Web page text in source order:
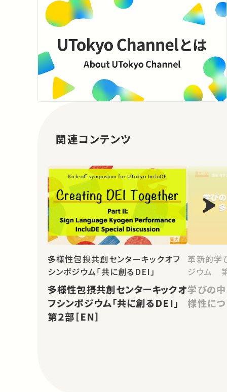
関連コンテンツ
多様性包摂共創センターキックオフ
シンポジウム「共に創るDEI」
多様性包摂共創センターキックオ
フシンポジウム「共に創るDEI」
第２部［EN］
革新的学
ジウム
学びの中
様性に